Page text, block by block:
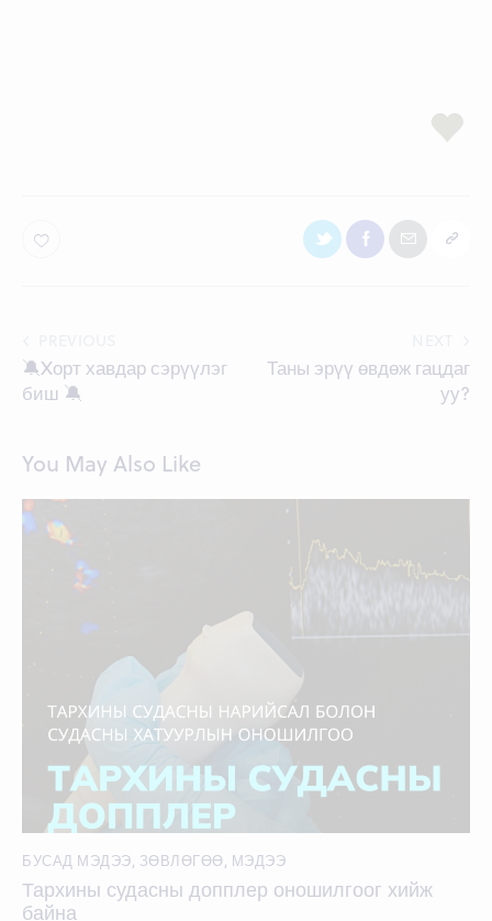
navigation
🔕Xорт хавдар сэрүүлэг
биш 🔕
Таны эрүү өвдөж гацдаг
уу?
You May Also Like
БУСАД МЭДЭЭ, ЗӨВЛӨГӨӨ, МЭДЭЭ
Тархины судасны допплер оношилгоог хийж
байна